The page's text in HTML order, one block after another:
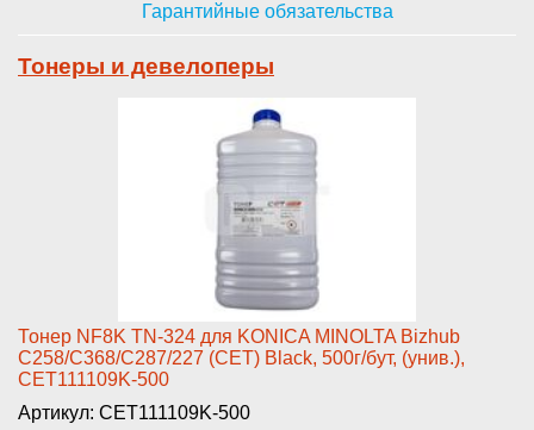
Гарантийные обязательства
Тонеры и девелоперы
Тонер NF8K TN-324 д­ля KONICA MINOLTA Bizhub
C258/­C368/C287/227 (CET) Black, 500­г/бут, (унив.),
CET111109K-500­
Артикул: CET111109K-500